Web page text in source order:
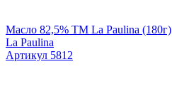
Масло 82,5% TM La Paulina (180г)
La Paulina
Артикул 5812